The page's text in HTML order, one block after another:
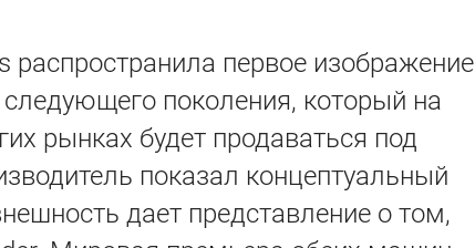
первое изображение
поколения, который на
рынках будет продаваться под
показал концептуальный
дает представление о том,